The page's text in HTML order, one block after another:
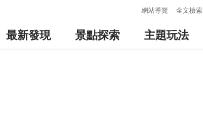
網站導覽 全文檢索
最新發現 景點探索 主題玩法